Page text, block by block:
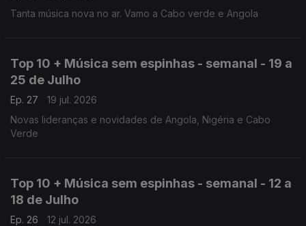
Tanta música nova no ar. Vamo a Cabo verde e Angola
Top 10 + Música sem espinhas - semanal - 19 a
25 de Julho
Ep. 27
19 jul. 2026
Novas lideranças e novidades de Angola, Nigéria e Cabo
Verde
Top 10 + Música sem espinhas - semanal - 12 a
18 de Julho
Ep. 26
12 jul. 2026